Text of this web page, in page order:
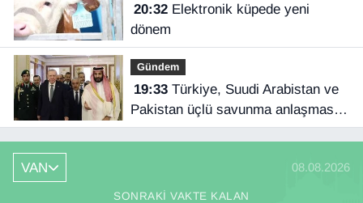
20:32Elektronik küpede yeni
dönem
Gündem
19:33Türkiye, Suudi Arabistan ve
Pakistan üçlü savunma anlaşması
imzaladı
VAN 08.08.2026
SONRAKI VAKTE KALAN